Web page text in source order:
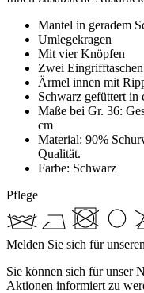
Mantel in geradem
Umlegekragen
Mit vier Knöpfen
Zwei Eingrifftaschen
Ärmel innen mit
Schwarz gefüttert in
Maße bei Gr. 36:
cm
Material: 90%
Qualität.
Farbe: Schwarz
Pflege
Melden Sie sich für
Sie können sich für unser
Aktionen informiert zu